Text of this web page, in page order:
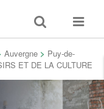
Toggle
search
Toggle
Auvergne > Puy-de-
ET DE LA CULTURE